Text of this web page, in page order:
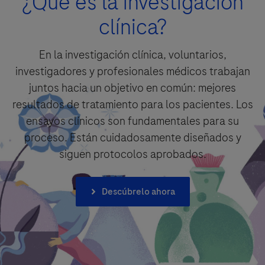
clínica?
En la investigación clínica, voluntarios,
investigadores y profesionales médicos trabajan
juntos hacia un objetivo en común: mejores
resultados de tratamiento para los pacientes. Los
ensayos clínicos son fundamentales para su
proceso. Están cuidadosamente diseñados y
siguen protocolos aprobados.
Descúbrelo ahora
Aceptar y enviar